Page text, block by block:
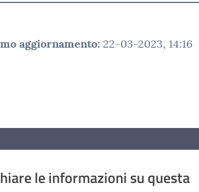
aggiornamento: 22-03-2023, 14:16
le informazioni su questa